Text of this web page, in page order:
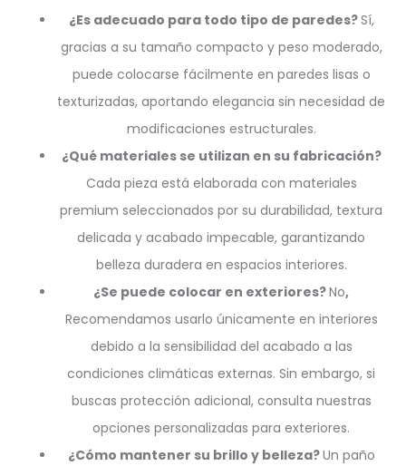
¿Es adecuado para todo tipo de paredes?Sí,
gracias a su tamaño compacto y peso moderado,
puede colocarse fácilmente en paredes lisas o
texturizadas, aportando elegancia sin necesidad de
modificaciones estructurales.
¿Qué materiales se utilizan en su fabricación?
Cada pieza está elaborada con materiales
premium seleccionados por su durabilidad, textura
delicada y acabado impecable, garantizando
belleza duradera en espacios interiores.
¿Se puede colocar en exteriores?No,
Recomendamos usarlo únicamente en interiores
debido a la sensibilidad del acabado a las
condiciones climáticas externas. Sin embargo, si
buscas protección adicional, consulta nuestras
opciones personalizadas para exteriores.
¿Cómo mantener su brillo y belleza?Un paño